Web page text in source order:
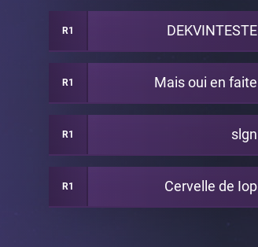
R1 DEKVINTESTE
R1 Mais oui en faite
R1 slgn
R1 Cervelle de Iop